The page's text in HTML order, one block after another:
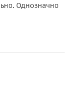
Однозначно